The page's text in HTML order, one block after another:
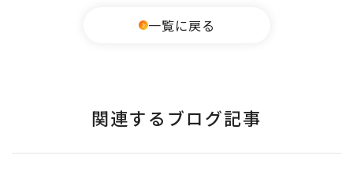
一覧に戻る
関連するブログ記事